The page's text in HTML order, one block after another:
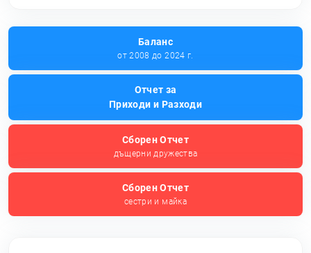
Баланс
от 2008 до 2024 г.
Отчет за
Приходи и Разходи
Сборен Отчет
дъщерни дружества
Сборен Отчет
сестри и майка